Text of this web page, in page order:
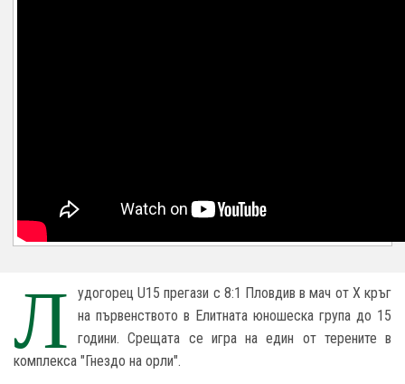
Л
удогорец U15 прегази с 8:1 Пловдив в мач от X кръг
на първенството в Елитната юношеска група до 15
години. Срещата се игра на един от терените в
комплекса "Гнездо на орли".